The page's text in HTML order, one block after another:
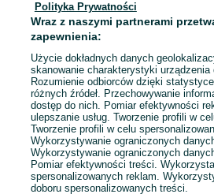
EI30 120 cm
Jelenia Góra,
Odświeżono
1 2 3 ...
Polityka Prywatności
Wraz z naszymi partnerami
zapewnienia:
Użycie dokładnych danych
skanowanie charakterystyki
Rozumienie odbiorców dzięki
różnych źródeł. Przechowywanie
dostęp do nich. Pomiar efektywności
ulepszanie usług. Tworzenie profili w
Tworzenie profili w celu
Wykorzystywanie ograniczonych
Wykorzystywanie ograniczonych
Pomiar efektywności treści.
spersonalizowanych reklam.
doboru spersonalizowanych treści.